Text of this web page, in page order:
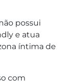
possui
e atua
íntima de
com